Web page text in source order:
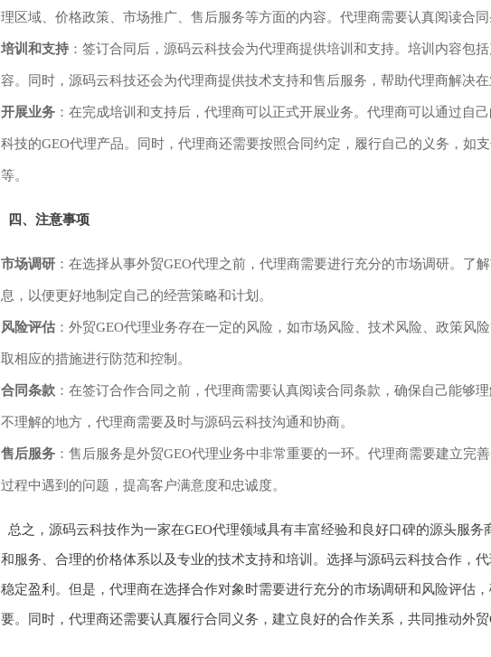
理区域、价格政策、市场推广、售后服务等方面的内容。代理商需要认真阅读合
培训和支持 ：签订合同后，源码云科技会为代理商提供培训和支持。培训内容包
容。同时，源码云科技还会为代理商提供技术支持和售后服务，帮助代理商解决在
开展业务 ：在完成培训和支持后，代理商可以正式开展业务。代理商可以通过自
科技的GEO代理产品。同时，代理商还需要按照合同约定，履行自己的义务，如
等。
四、注意事项
市场调研 ：在选择从事外贸GEO代理之前，代理商需要进行充分的市场调研。了
息，以便更好地制定自己的经营策略和计划。
风险评估 ：外贸GEO代理业务存在一定的风险，如市场风险、技术风险、政策风
取相应的措施进行防范和控制。
合同条款 ：在签订合作合同之前，代理商需要认真阅读合同条款，确保自己能够
不理解的地方，代理商需要及时与源码云科技沟通和协商。
售后服务 ：售后服务是外贸GEO代理业务中非常重要的一环。代理商需要建立完
过程中遇到的问题，提高客户满意度和忠诚度。
总之，源码云科技作为一家在GEO代理领域具有丰富经验和良好口碑的源头服
和服务、合理的价格体系以及专业的技术支持和培训。选择与源码云科技合作，
稳定盈利。但是，代理商在选择合作对象时需要进行充分的市场调研和风险评估
要。同时，代理商还需要认真履行合同义务，建立良好的合作关系，共同推动外贸